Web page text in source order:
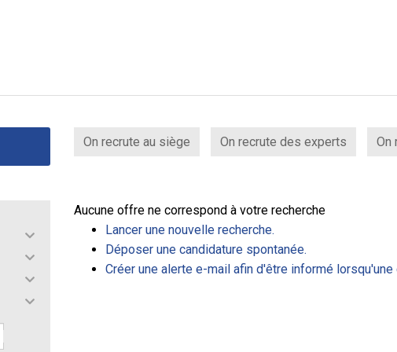
On recrute au siège On recrute des experts On
Aucune offre ne correspond à votre recherche
Lancer une nouvelle recherche.
Déposer une candidature spontanée.
Créer une alerte e-mail afin d'être informé